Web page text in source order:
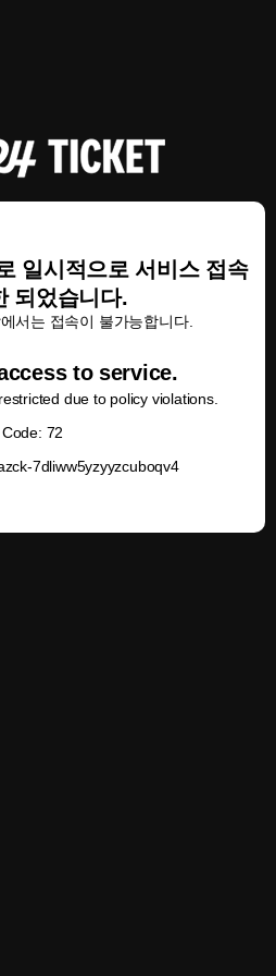
일시적으로 서비스 접속
되었습니다.
서는 접속이 불가능합니다.
to service.
due to policy violations.
Code: 72
7dliww5yzyyzcuboqv4